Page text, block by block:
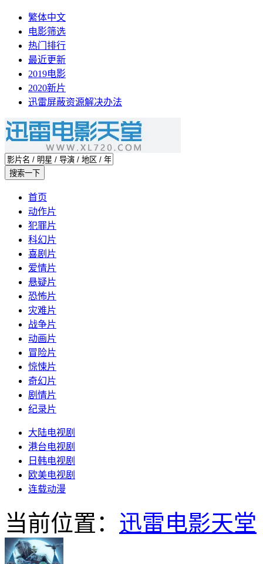
繁体中文
电影筛选
热门排行
最近更新
2019电影
2020新片
迅雷屏蔽资源解决办法
首页
动作片
犯罪片
科幻片
喜剧片
爱情片
悬疑片
恐怖片
灾难片
战争片
动画片
冒险片
惊悚片
奇幻片
剧情片
纪录片
大陆电视剧
港台电视剧
日韩电视剧
欧美电视剧
连载动漫
当前位置： 迅雷电影天堂